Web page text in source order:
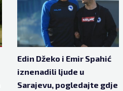
Edin Džeko i Emir Spahić
iznenadili ljude u
Sarajevu, pogledajte gdje